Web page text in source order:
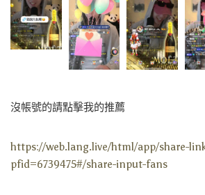
沒帳號的請點擊我的推薦
https://web.lang.live/html/app/share-
pfid=6739475#/share-input-fans